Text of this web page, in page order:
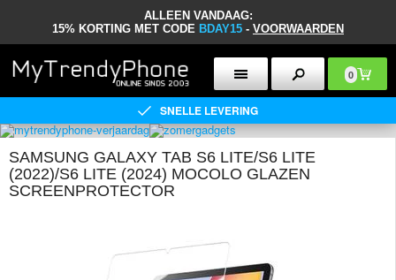
ALLEEN VANDAAG:
15% KORTING MET CODE BDAY15 - VOORWAARDEN
0
SNELLE LEVERING
SAMSUNG GALAXY TAB S6 LITE/S6 LITE
(2022)/S6 LITE (2024) MOCOLO GLAZEN
SCREENPROTECTOR